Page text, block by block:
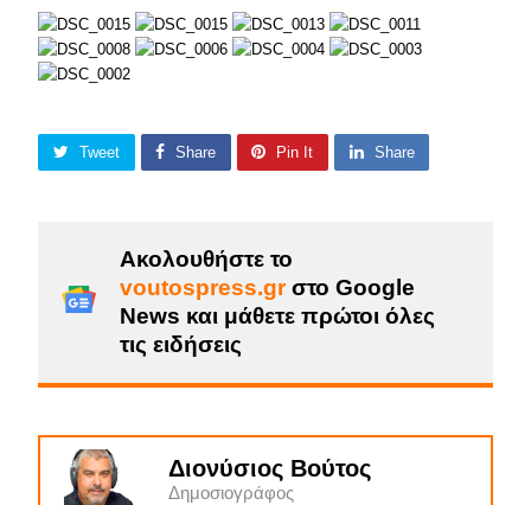
Tweet Share Pin It Share
Ακολουθήστε το
voutospress.grστο Google
News και μάθετε πρώτοι όλες
τις ειδήσεις
Διονύσιος Βούτος
Δημοσιογράφος